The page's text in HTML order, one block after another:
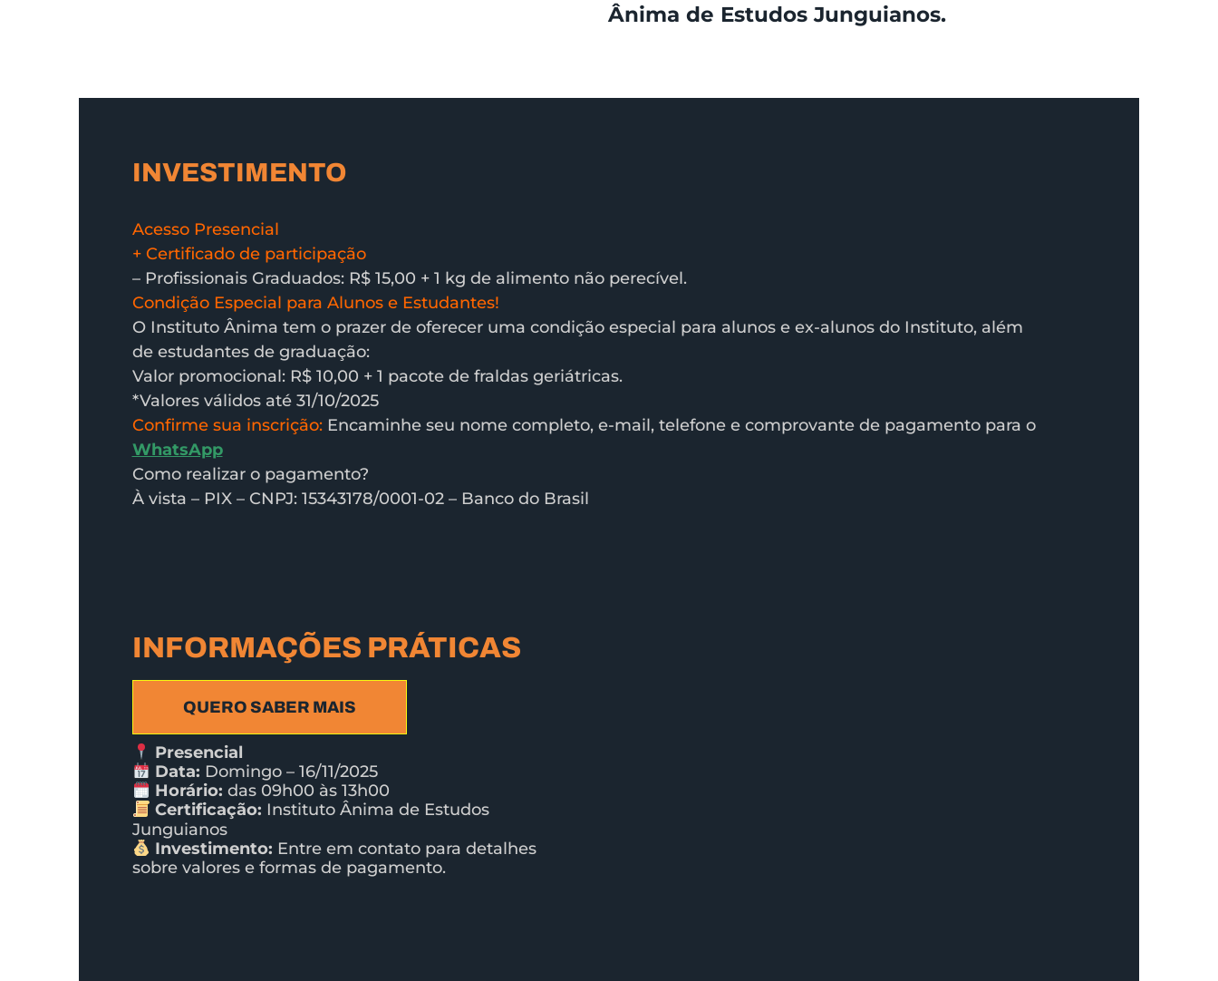
Ânima de Estudos Junguianos.
INVESTIMENTO
Acesso Presencial
+ Certificado de participação
– Profissionais Graduados: R$ 15,00 + 1 kg de alimento não perecível.
Condição Especial para Alunos e Estudantes!
O Instituto Ânima tem o prazer de oferecer uma condição especial para alunos e ex-alunos do Instituto, além
de estudantes de graduação:
Valor promocional: R$ 10,00 + 1 pacote de fraldas geriátricas.
*Valores válidos até 31/10/2025
Confirme sua inscrição:Encaminhe seu nome completo, e-mail, telefone e comprovante de pagamento para o
WhatsApp
Como realizar o pagamento?
À vista – PIX – CNPJ: 15343178/0001-02 – Banco do Brasil
INFORMAÇÕES PRÁTICAS
QUERO SABER MAIS
Presencial
Data: Domingo – 16/11/2025
Horário: das 09h00 às 13h00
Certificação: Instituto Ânima de Estudos
Junguianos
Investimento: Entre em contato para detalhes
sobre valores e formas de pagamento.